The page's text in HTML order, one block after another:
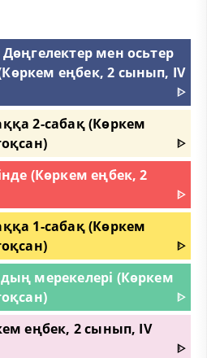
мен осьтер
еңбек, 2 сынып, IV
ᐈ
2-сабақ (Көркем
ᐈ
(Көркем еңбек, 2
ᐈ
1-сабақ (Көркем
ᐈ
мерекелері (Көркем
ᐈ
еңбек, 2 сынып, IV
ᐈ